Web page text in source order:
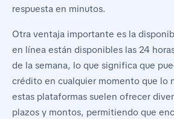
respuesta en minutos.
Otra ventaja importante es la
en línea están disponibles las 24
de la semana, lo que significa que
crédito en cualquier momento que lo
estas plataformas suelen ofrecer
plazos y montos, permitiendo que